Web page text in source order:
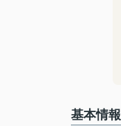
基本情報